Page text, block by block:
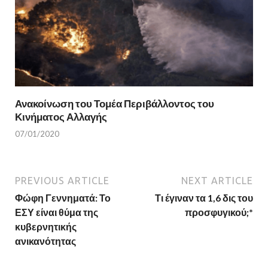
Ανακοίνωση του Τομέα Περιβάλλοντος του
Κινήματος Αλλαγής
07/01/2020
PREVIOUS ARTICLE
Φώφη Γεννηματά: Το
ΕΣΥ είναι θύμα της
κυβερνητικής
ανικανότητας
NEXT ARTICLE
Τι έγιναν τα 1,6 δις του
προσφυγικού;*